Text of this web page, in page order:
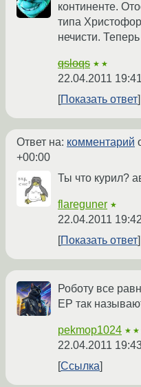
континенте.
типа
нечисти.
qsloqs ★★
22.04.2011
Показать ответ
Ответ на: комментарий
+00:00
Ты что курил?
flareguner ★
22.04.2011
Показать ответ
Роботу все
ЕР так
pekmop1024
22.04.2011
Ссылка